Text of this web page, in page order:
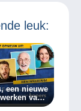
leuk:
een nieuwe
vanaf